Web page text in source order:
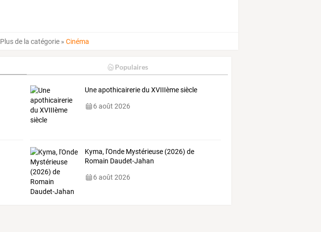
Plus de la catégorie »Cinéma
Populaires
Une apothicairerie du XVIIIème siècle
6 août 2026
Kyma, l'Onde Mystérieuse (2026) de
Romain Daudet-Jahan
6 août 2026